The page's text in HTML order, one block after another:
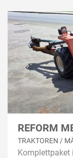
REFORM
TRAKTOREN /
Komplettpaket